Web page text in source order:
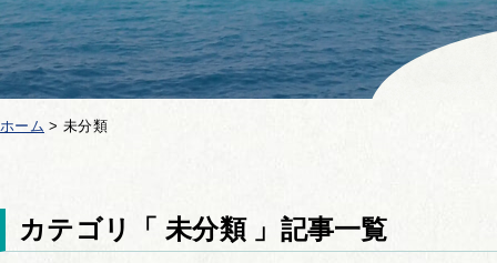
ホーム > 未分類
カテゴリ「 未分類 」記事一覧